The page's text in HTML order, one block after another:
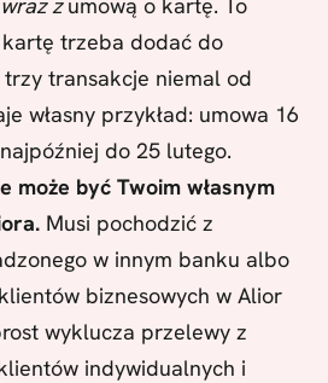
trzeba dodać do
transakcje niemal od
własny przykład: umowa 16
do 25 lutego.
może być Twoim własnym
Musi pochodzić z
w innym banku albo
biznesowych w Alior
wyklucza przelewy z
indywidualnych i